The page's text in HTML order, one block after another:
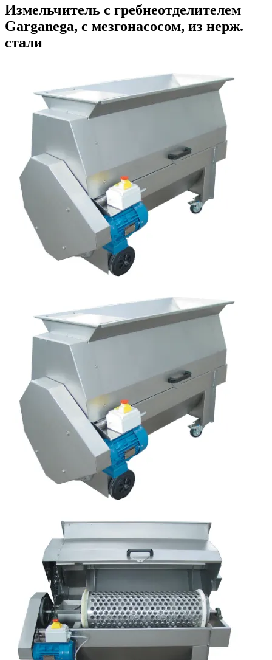
Измельчитель с гребнеотделителем
Garganega, с мезгонасосом, из нерж.
стали